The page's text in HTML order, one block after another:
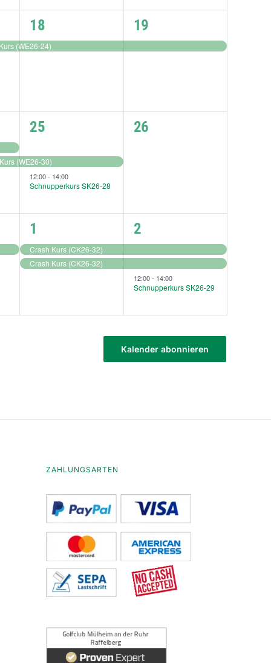
(WE26-24)
1
Veranstaltung,
18
1
Veranstaltung,
19
(WE26-30)
2
25
12:00- 14:00
Schnupperkurs SK26-28
0
26
2
Veranstaltungen,
1
Crash Kurs (CK26-32)
Crash Kurs (CK26-32)
3
Veranstaltungen,
2
12:00- 14:00
Schnupperkurs SK26-29
Kalender abonnieren
ZAHLUNGSARTEN